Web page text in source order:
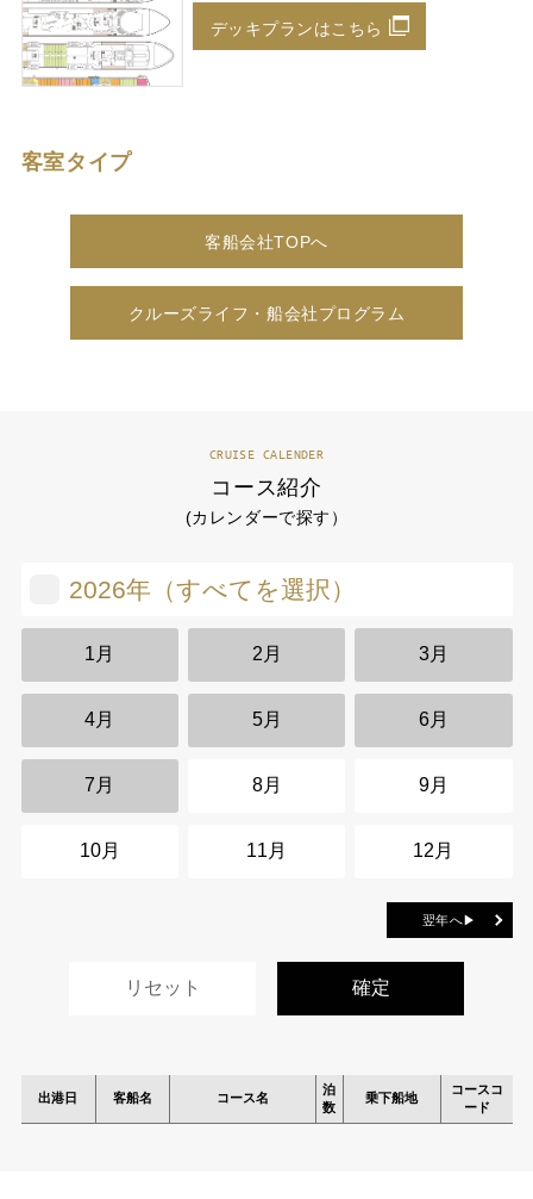
デッキプランはこちら
客室タイプ
客船会社TOPへ
クルーズライフ・船会社プログラム
CRUISE CALENDER
コース紹介
(カレンダーで探す）
2026年（すべてを選択）
1月 2月 3月
4月 5月 6月
7月 8月 9月
10月 11月 12月
翌年へ▶
出港日 客船名 コース名
泊
数
乗下船地
コースコ
ード